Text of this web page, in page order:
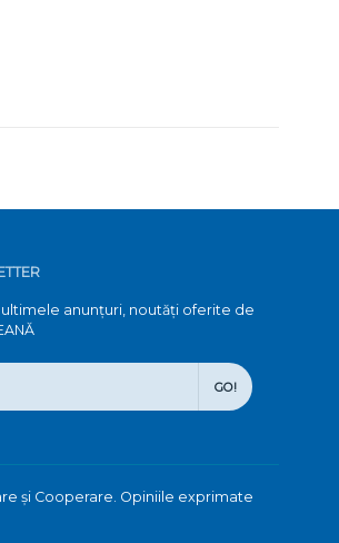
anunțuri, noutăți oferite de
GO!
și Cooperare. Opiniile exprimate